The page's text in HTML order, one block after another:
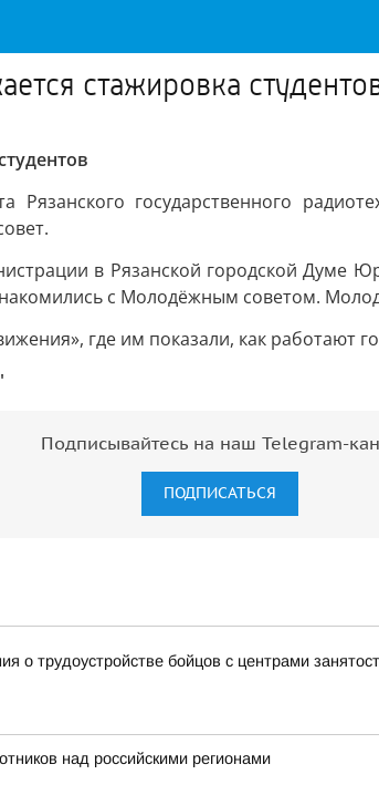
стажировка
Рязанского государственного
в Рязанской городской
с Молодёжным советом.
где им показали, как работают
Подписывайтесь на наш Telegram-
ПОДПИСАТЬСЯ
трудоустройстве бойцов с центрами
над российскими регионами